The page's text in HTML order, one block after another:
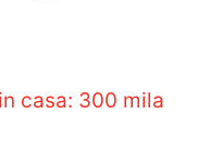
casa: 300 mila